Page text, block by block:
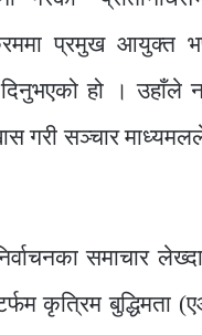
प्रमुख आयुक्त
हो । उहाँले
गरी सञ्चार
समाचार
कृत्रिम बुद्धिमता